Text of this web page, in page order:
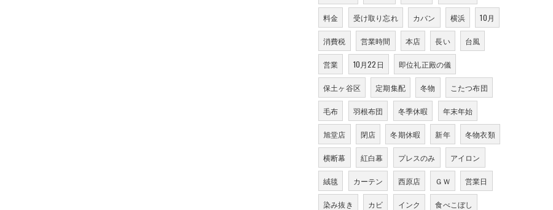
料金 受け取り忘れ カバン 横浜 10月
消費税 営業時間 本店 長い 台風
営業 10月22日 即位礼正殿の儀
保土ヶ谷区 定期集配 冬物 こたつ布団
毛布 羽根布団 冬季休暇 年末年始
旭堂店 閉店 冬期休暇 新年 冬物衣類
横断幕 紅白幕 プレスのみ アイロン
絨毯 カーテン 西原店 ＧＷ 営業日
染み抜き カビ インク 食べこぼし